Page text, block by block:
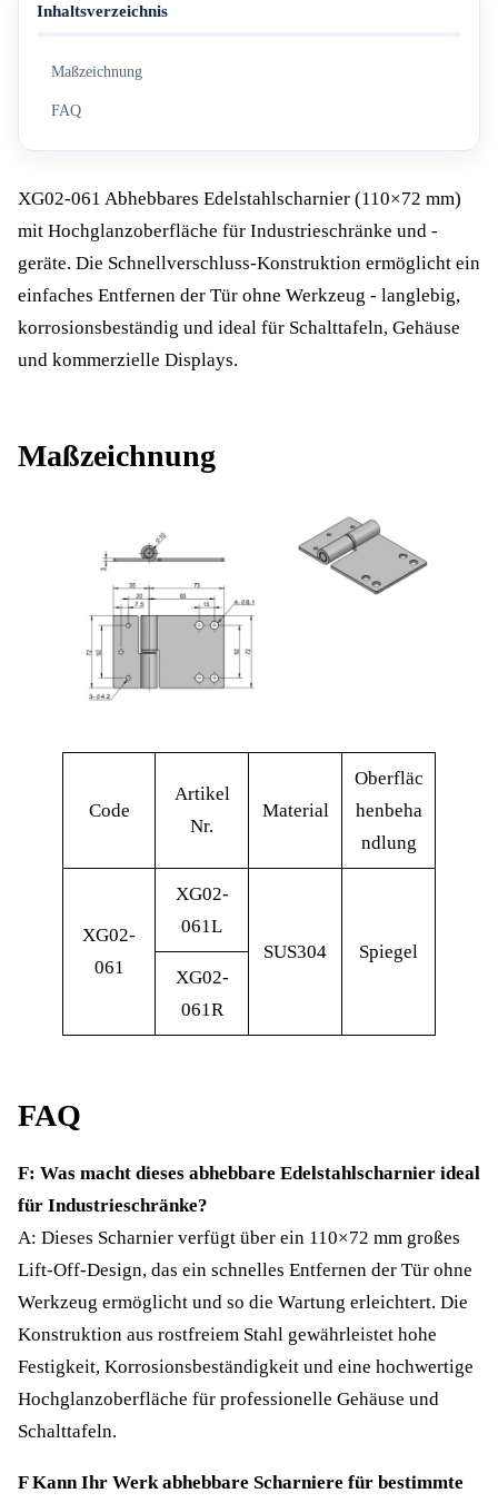
Inhaltsverzeichnis
Maßzeichnung
FAQ
XG02-061 Abhebbares Edelstahlscharnier (110×72 mm)
mit Hochglanzoberfläche für Industrieschränke und -
geräte. Die Schnellverschluss-Konstruktion ermöglicht ein
einfaches Entfernen der Tür ohne Werkzeug - langlebig,
korrosionsbeständig und ideal für Schalttafeln, Gehäuse
und kommerzielle Displays.
Maßzeichnung
Code
Artikel
Nr.
Material
Oberfläc
henbeha
ndlung
XG02-
061
XG02-
061L
SUS304
Spiegel
XG02-
061R
FAQ
F: Was macht dieses abhebbare Edelstahlscharnier ideal
für Industrieschränke?
A: Dieses Scharnier verfügt über ein 110×72 mm großes
Lift-Off-Design, das ein schnelles Entfernen der Tür ohne
Werkzeug ermöglicht und so die Wartung erleichtert. Die
Konstruktion aus rostfreiem Stahl gewährleistet hohe
Festigkeit, Korrosionsbeständigkeit und eine hochwertige
Hochglanzoberfläche für professionelle Gehäuse und
Schalttafeln.
F Kann Ihr Werk abhebbare Scharniere für bestimmte